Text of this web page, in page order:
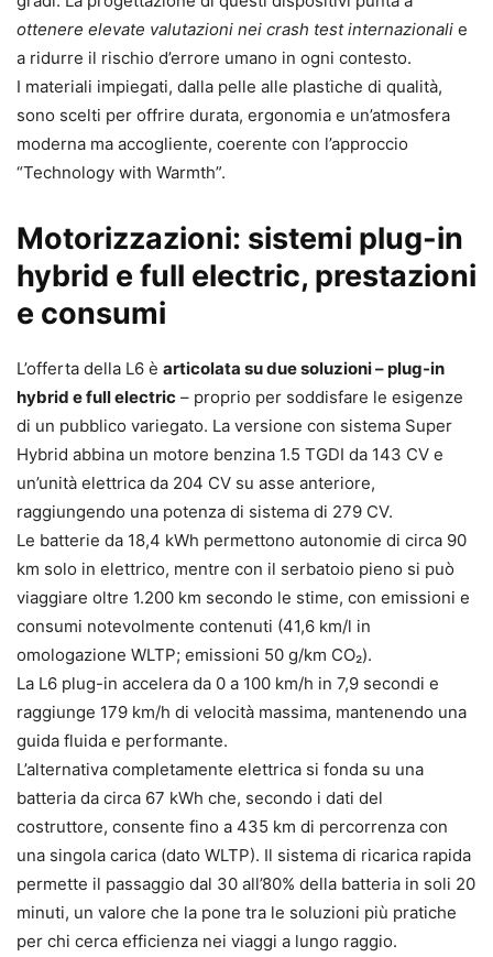
ottenere elevate valutazioni nei crash test internazionali e
a ridurre il rischio d’errore umano in ogni contesto.
I materiali impiegati, dalla pelle alle plastiche di qualità,
sono scelti per offrire durata, ergonomia e un’atmosfera
moderna ma accogliente, coerente con l’approccio
“Technology with Warmth”.
Motorizzazioni: sistemi plug-in
hybrid e full electric, prestazioni
e consumi
L’offerta della L6 è articolata su due soluzioni – plug-in
hybrid e full electric – proprio per soddisfare le esigenze
di un pubblico variegato. La versione con sistema Super
Hybrid abbina un motore benzina 1.5 TGDI da 143 CV e
un’unità elettrica da 204 CV su asse anteriore,
raggiungendo una potenza di sistema di 279 CV.
Le batterie da 18,4 kWh permettono autonomie di circa 90
km solo in elettrico, mentre con il serbatoio pieno si può
viaggiare oltre 1.200 km secondo le stime, con emissioni e
consumi notevolmente contenuti (41,6 km/l in
omologazione WLTP; emissioni 50 g/km CO₂).
La L6 plug-in accelera da 0 a 100 km/h in 7,9 secondi e
raggiunge 179 km/h di velocità massima, mantenendo una
guida fluida e performante.
L’alternativa completamente elettrica si fonda su una
batteria da circa 67 kWh che, secondo i dati del
costruttore, consente fino a 435 km di percorrenza con
una singola carica (dato WLTP). Il sistema di ricarica rapida
permette il passaggio dal 30 all’80% della batteria in soli 20
minuti, un valore che la pone tra le soluzioni più pratiche
per chi cerca efficienza nei viaggi a lungo raggio.